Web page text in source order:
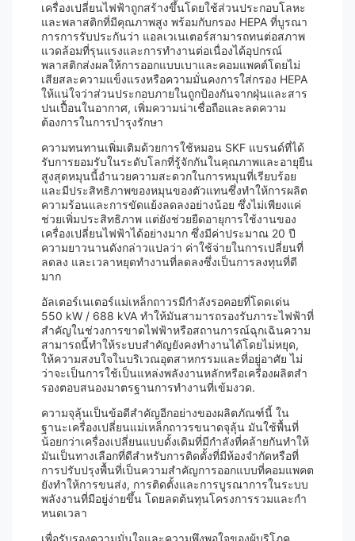
เครื่องเปลี่ยนไฟฟ้าถูกสร้างขึ้นโดยใช้ส่วนประกอบโลหะ
และพลาสติกที่มีคุณภาพสูง พร้อมกับกรอง HEPA ที่บูรณา
การการรับประกันว่า แอลเวเนเตอร์สามารถทนต่อสภาพ
แวดล้อมที่รุนแรงและการทํางานต่อเนื่องได้อุปกรณ์
พลาสติกส่งผลให้การออกแบบเบาและคอมแพคต์โดยไม่
เสียสละความแข็งแรงหรือความมั่นคงการใส่กรอง HEPA
ให้แน่ใจว่าส่วนประกอบภายในถูกป้องกันจากฝุ่นและสาร
ปนเปื้อนในอากาศ, เพิ่มความน่าเชื่อถือและลดความ
ต้องการในการบํารุงรักษา
ความทนทานเพิ่มเติมด้วยการใช้หมอน SKF แบรนด์ที่ได้
รับการยอมรับในระดับโลกที่รู้จักกันในคุณภาพและอายุยืน
สูงสุดหมุนนี้อํานวยความสะดวกในการหมุนที่เรียบร้อย
และมีประสิทธิภาพของหมุนของตัวแทนซึ่งทําให้การผลิต
ความร้อนและการขัดแย้งลดลงอย่างน้อย ซึ่งไม่เพียงแค่
ช่วยเพิ่มประสิทธิภาพ แต่ยังช่วยยืดอายุการใช้งานของ
เครื่องเปลี่ยนไฟฟ้าได้อย่างมาก ซึ่งมีค่าประมาณ 20 ปี
ความยาวนานดังกล่าวแปลว่า ค่าใช้จ่ายในการเปลี่ยนที่
ลดลง และเวลาหยุดทํางานที่ลดลงซึ่งเป็นการลงทุนที่ดี
มาก
อัลเตอร์เนเตอร์แม่เหล็กถาวรมีกําลังรอคอยที่โดดเด่น
550 kW / 688 kVA ทําให้มันสามารถรองรับภาระไฟฟ้าที่
สําคัญในช่วงการขาดไฟฟ้าหรือสถานการณ์ฉุกเฉินความ
สามารถนี้ทําให้ระบบสําคัญยังคงทํางานได้โดยไม่หยุด,
ให้ความสงบใจในบริเวณอุตสาหกรรมและที่อยู่อาศัย ไม่
ว่าจะเป็นการใช้เป็นแหล่งพลังงานหลักหรือเครื่องผลิตสํา
รองตอบสนองมาตรฐานการทํางานที่เข้มงวด.
ความจุลุ้นเป็นข้อดีสําคัญอีกอย่างของผลิตภัณฑ์นี้ ใน
ฐานะเครื่องเปลี่ยนแม่เหล็กถาวรขนาดจุลุ้น มันใช้พื้นที่
น้อยกว่าเครื่องเปลี่ยนแบบดั้งเดิมที่มีกําลังที่คล้ายกันทําให้
มันเป็นทางเลือกที่ดีสําหรับการติดตั้งที่มีห้องจํากัดหรือที่
การปรับปรุงพื้นที่เป็นความสําคัญการออกแบบที่คอมแพคต
ยังทําให้การขนส่ง, การติดตั้งและการบูรณาการในระบบ
พลังงานที่มีอยู่ง่ายขึ้น โดยลดต้นทุนโครงการรวมและกํา
หนดเวลา
เพื่อรับรองความมั่นใจและความพึงพอใจของผู้บริโภค